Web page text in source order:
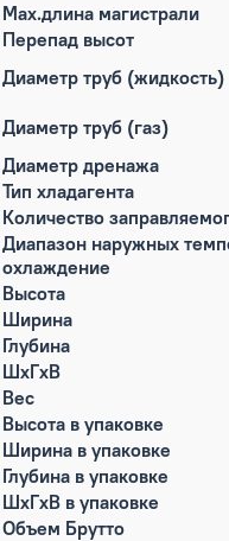
Max.длина магистрали
Перепад высот
Диаметр труб (жидкость)
Диаметр труб (газ)
Диаметр дренажа
Тип хладагента
Количество
Диапазон наружных
охлаждение
Высота
Ширина
Глубина
ШxГxВ
Вес
Высота в упаковке
Ширина в упаковке
Глубина в упаковке
ШxГxВ в упаковке
Объем Брутто